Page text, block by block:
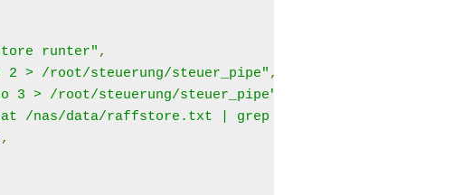
runter" ,
2 > /root/steuerung/steuer_pipe" ,
3 > /root/steuerung/steuer_pipe"
/nas/data/raffstore.txt | grep -i 2"
,